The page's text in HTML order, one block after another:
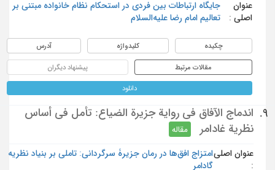
عنوان
اصلی :
جایگاه ارتباطات بین فردی در استحکام نظام خانواده مبتنی بر
تعالیم امام رضا علیه‌السلام
چکیده کلیدواژه آدرس
مقالات مرتبط پیشنهاد دیگران
دانلود
9.
اندماج الآفاق في رواية جزيرة الضياع: تأمل في أساس
نظرية غادامر
مقاله
عنوان اصلی امتزاج افق‌ها در رمان جزیرۀ سرگردانی: تاملی بر بنیاد نظریه
گادامر